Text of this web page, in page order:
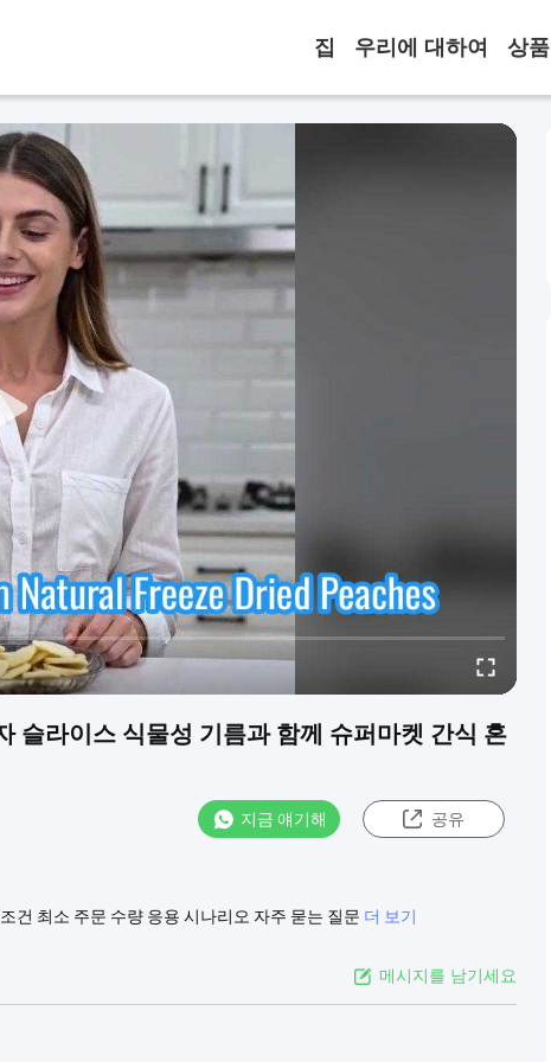
집 우리에 대하여 상품
슬라이스 식물성 기름과 함께 슈퍼마켓 간식 혼
지금 얘기해 공유
최소 주문 수량 응용 시나리오 자주 묻는 질문 더 보기
메시지를 남기세요